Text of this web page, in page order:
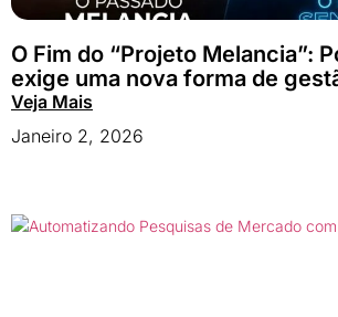
O Fim do “Projeto Melancia”:
exige uma nova forma de
Veja Mais
Janeiro 2, 2026